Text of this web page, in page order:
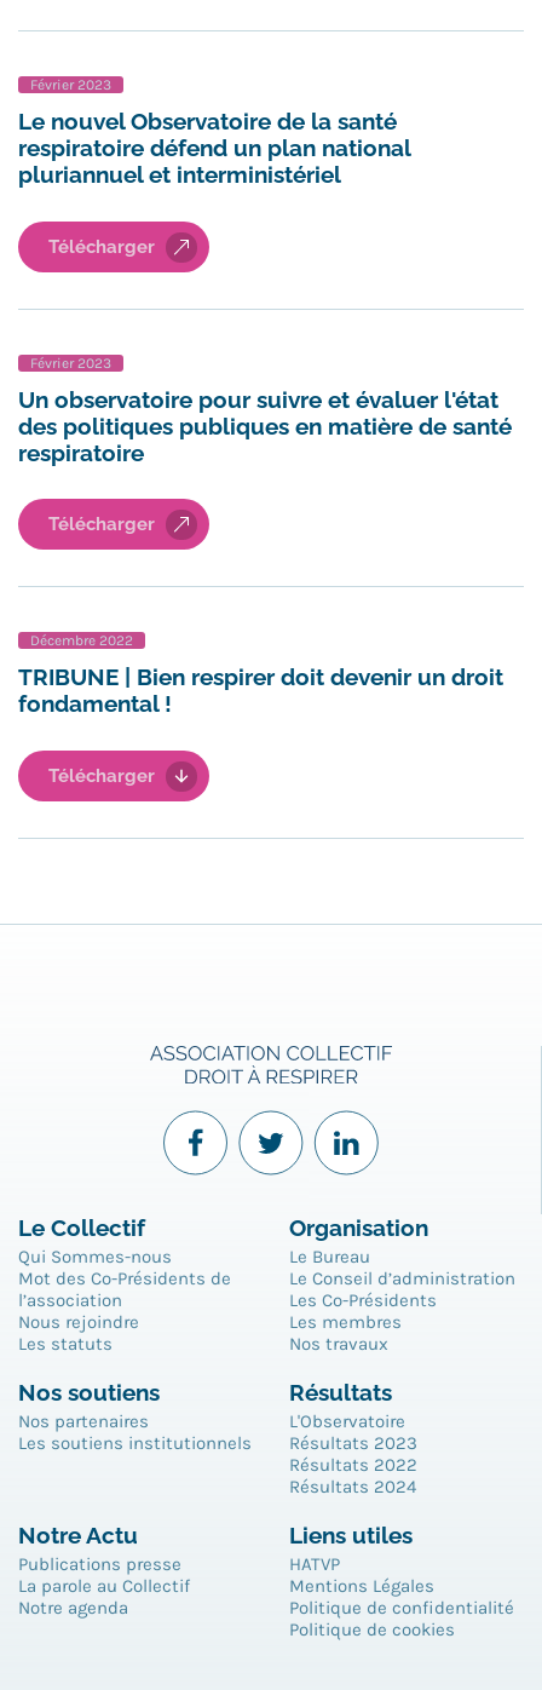
Février 2023
Le nouvel Observatoire de la santé
respiratoire défend un plan national
pluriannuel et interministériel
Télécharger
Février 2023
Un observatoire pour suivre et évaluer l'état
des politiques publiques en matière de santé
respiratoire
Télécharger
Décembre 2022
TRIBUNE | Bien respirer doit devenir un droit
fondamental !
Télécharger
Le Collectif
Qui Sommes-nous
Mot des Co-Présidents de
l’association
Nous rejoindre
Les statuts
Organisation
Le Bureau
Le Conseil d’administration
Les Co-Présidents
Les membres
Nos travaux
Nos soutiens
Nos partenaires
Les soutiens institutionnels
Résultats
L'Observatoire
Résultats 2023
Résultats 2022
Résultats 2024
Notre Actu
Publications presse
La parole au Collectif
Notre agenda
Liens utiles
HATVP
Mentions Légales
Politique de confidentialité
Politique de cookies